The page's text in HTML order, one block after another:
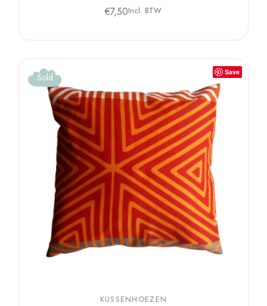
€7,50Incl. BTW
Save
Sold
KUSSENHOEZEN